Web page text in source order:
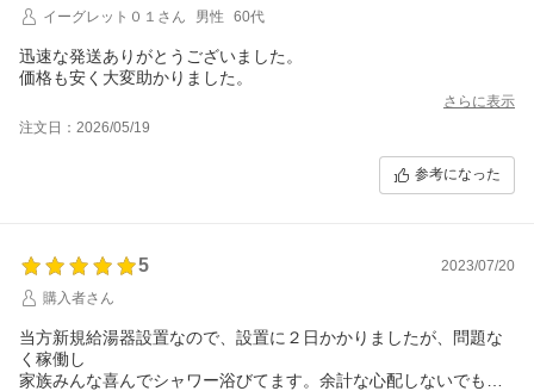
イーグレット０１さん
男性 60代
迅速な発送ありがとうございました。
価格も安く大変助かりました。
さらに表示
注文日：2026/05/19
参考になった
5
2023/07/20
購入者さん
当方新規給湯器設置なので、設置に２日かかりましたが、問題な
く稼働し
家族みんな喜んでシャワー浴びてます。余計な心配しないでもっ